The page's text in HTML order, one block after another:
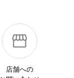
店舗への